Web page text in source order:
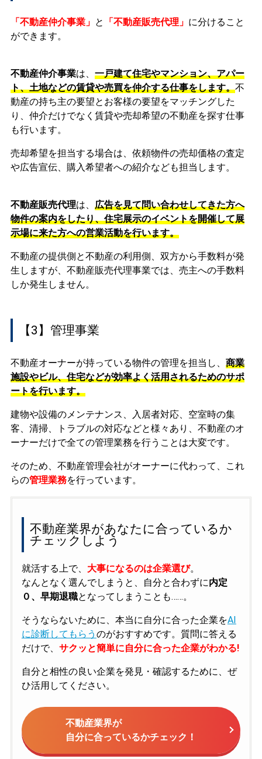
「不動産仲介事業」 と 「不動産販売代理」 に分けること
ができます。
不動産仲介事業は、 一戸建て住宅やマンション、アパー
ト、土地などの賃貸や売買を仲介する仕事をします。不
動産の持ち主の要望とお客様の要望をマッチングした
り、仲介だけでなく賃貸や売却希望の不動産を探す仕事
も行います。
売却希望を担当する場合は、依頼物件の売却価格の査定
や広告宣伝、購入希望者への紹介なども担当します。
不動産販売代理は、 広告を見て問い合わせしてきた方へ
物件の案内をしたり、住宅展示のイベントを開催して展
示場に来た方への営業活動を行います。
不動産の提供側と不動産の利用側、双方から手数料が発
生しますが、不動産販売代理事業では、売主への手数料
しか発生しません。
【3】管理事業
不動産オーナーが持っている物件の管理を担当し、 商業
施設やビル、住宅などが効率よく活用されるためのサポ
ートを行います。
建物や設備のメンテナンス、入居者対応、空室時の集
客、清掃、トラブルの対応などと様々あり、不動産のオ
ーナーだけで全ての管理業務を行うことは大変です。
そのため、不動産管理会社がオーナーに代わって、これ
らの管理業務を行っています。
不動産業界があなたに合っているか
チェックしよう
就活する上で、 大事になるのは企業選び。
なんとなく選んでしまうと、自分と合わずに内定
０、早期退職となってしまうことも……。
そうならないために、本当に自分に合った企業をAI
に診断してもらう のがおすすめです。質問に答える
だけで、 サクッと簡単に自分に合った企業がわかる!
自分と相性の良い企業を発見・確認するために、ぜ
ひ活用してください。
不動産業界が
自分に合っているかチェック！